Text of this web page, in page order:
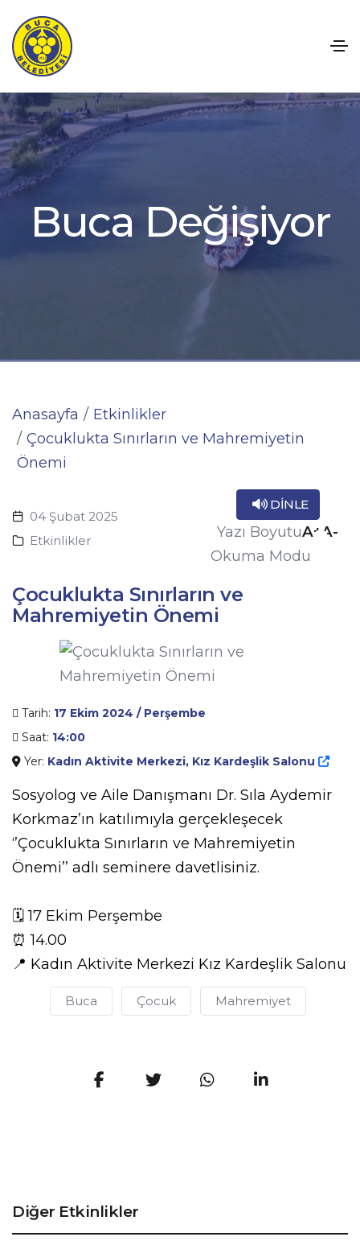
Buca Değişiyor
Anasayfa
Etkinlikler
Çocuklukta Sınırların ve Mahremiyetin
Önemi
04 Şubat 2025
Etkinlikler
DINLE
Yazı BoyutuA+ A-
Okuma Modu
Çocuklukta Sınırların ve
Mahremiyetin Önemi
Tarih: 17 Ekim 2024 / Perşembe
Saat: 14:00
Yer: Kadın Aktivite Merkezi, Kız Kardeşlik Salonu
Sosyolog ve Aile Danışmanı Dr. Sıla Aydemir
Korkmaz’ın katılımıyla gerçekleşecek
‘’Çocuklukta Sınırların ve Mahremiyetin
Önemi’’ adlı seminere davetlisiniz.
🗓 17 Ekim Perşembe
⏰ 14.00
📍 Kadın Aktivite Merkezi Kız Kardeşlik Salonu
Buca Çocuk Mahremiyet
Diğer Etkinlikler